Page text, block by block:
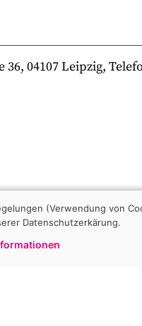
04107 Leipzig,
(Verwendung von
Datenschutzerkärung.